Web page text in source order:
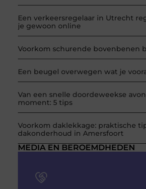
Een verkeersregelaar in Utrecht
je gewoon online
Voorkom schurende bovenbenen
Een beugel overwegen wat je
Van een snelle doordeweekse
moment: 5 tips
Voorkom daklekkage: praktische
dakonderhoud in Amersfoort
MEDIA EN BEROEMDHEDEN